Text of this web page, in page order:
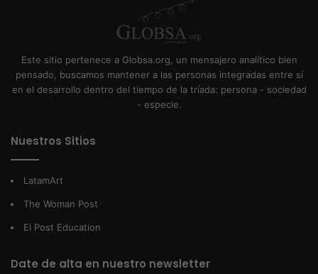
Este sitio pertenece a Globsa.org, un mensajero analítico bien
pensado, buscamos mantener a las personas integradas entre sí
en el desarrollo dentro del tiempo de la tríada: persona - sociedad
- especie.
Nuestros Sitios
LatamArt
The Woman Post
El Post Education
Date de alta en nuestro newsletter